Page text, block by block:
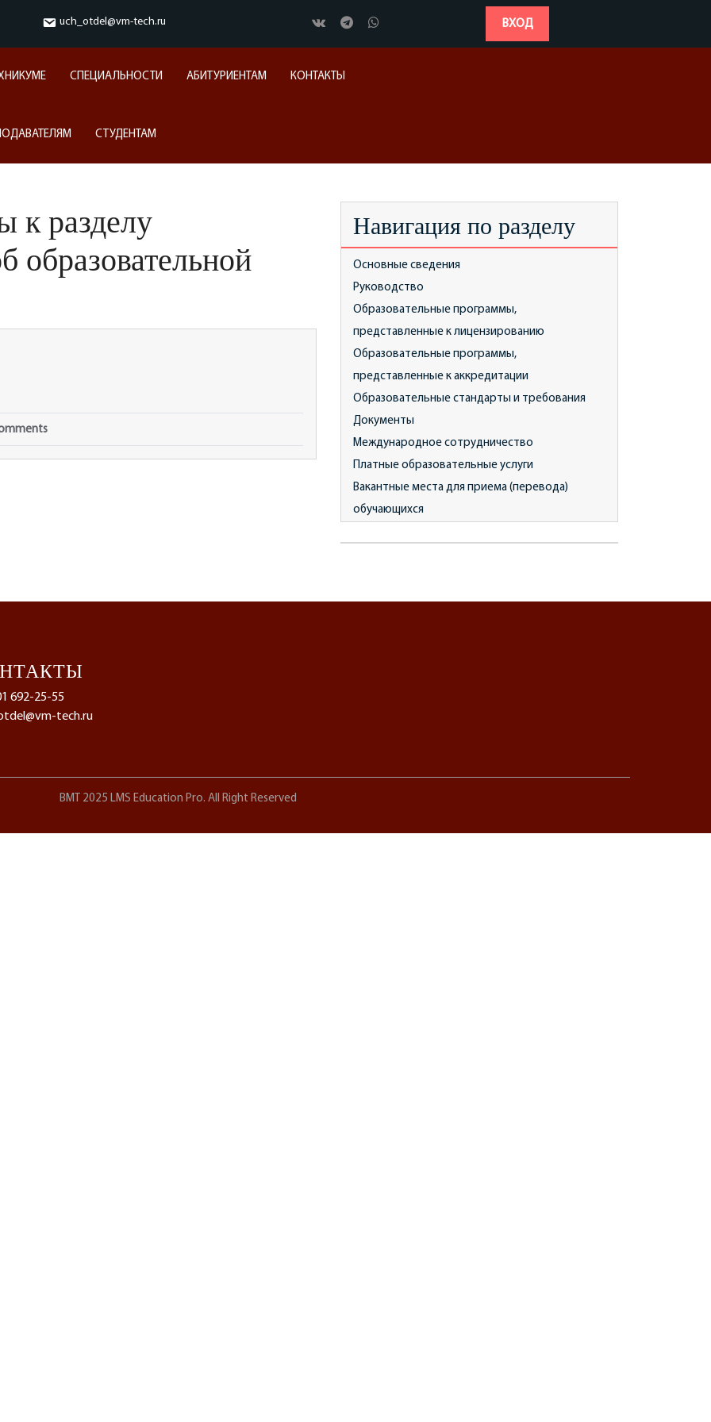
uch_otdel@vm-tech.ru ВХОД
СПЕЦИАЛЬНОСТИ АБИТУРИЕНТАМ КОНТАКТЫ
СТУДЕНТАМ
к разделу
образовательной
Навигация по разделу
Основные сведения
Руководство
Образовательные программы,
представленные к лицензированию
Образовательные программы,
представленные к аккредитации
Образовательные стандарты и требования
Документы
Международное сотрудничество
Платные образовательные услуги
Вакантные места для приема (перевода)
обучающихся
692-25-55
tech.ru
ВМТ 2025 LMS Education Pro. All Right Reserved